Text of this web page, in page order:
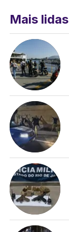
Mais lidas